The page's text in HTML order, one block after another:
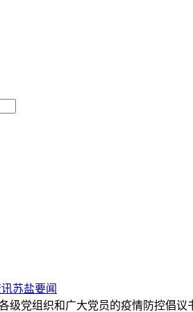
苏盐要闻
级党组织和广大党员的疫情防控倡议